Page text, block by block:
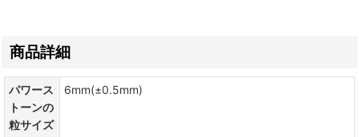
商品詳細
パワース
トーンの
粒サイズ
6mm(±0.5mm)